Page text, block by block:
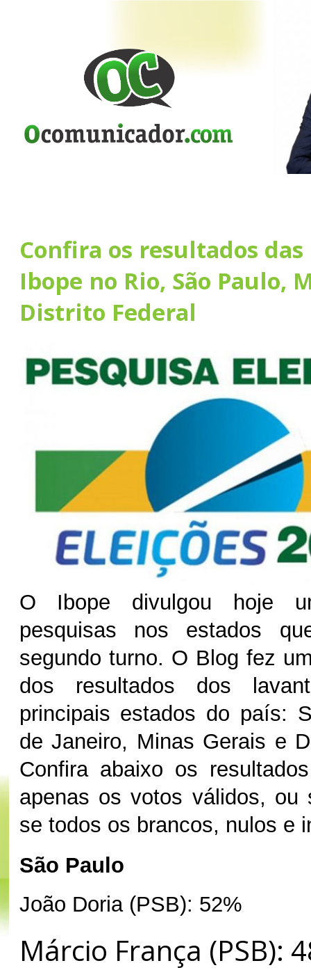
Confira os resultados das
Ibope no Rio, São Paulo,
Distrito Federal
O Ibope divulgou hoje
pesquisas nos estados
segundo turno. O Blog fez
dos resultados dos
principais estados do país:
de Janeiro, Minas Gerais e
Confira abaixo os
apenas os votos válidos, ou
se todos os brancos, nulos e
São Paulo
João Doria (PSB): 52%
Márcio França (PSB):